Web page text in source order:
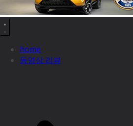
home
동영상 리뷰